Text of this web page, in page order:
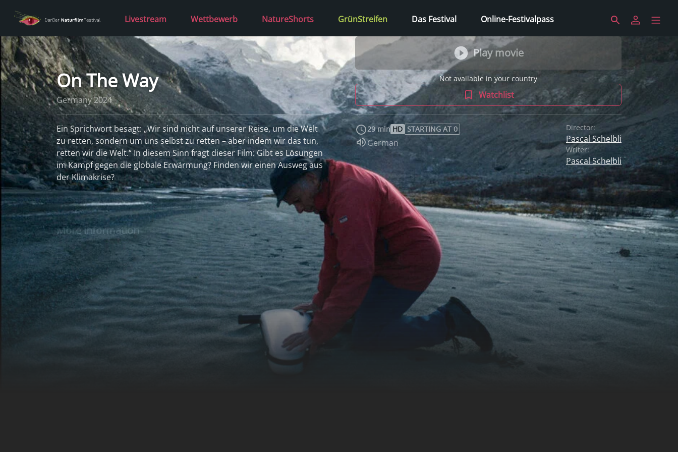
Livestream Wettbewerb NatureShorts GrünStreifen Das Festival Online-Festivalpass
On The Way
Germany 2024
Play movie
Not available in your country
Watchlist
Ein Sprichwort besagt: „Wir sind nicht auf unserer Reise, um die Welt
zu retten, sondern um uns selbst zu retten – aber indem wir das tun,
retten wir die Welt.“ In diesem Sinn fragt dieser Film: Gibt es Lösungen
im Kampf gegen die globale Erwärmung? Finden wir einen Ausweg aus
der Klimakrise?
read more
29 min HD STARTING AT 0
Audio language:
German
Director:
Pascal Schelbli
Writer:
Pascal Schelbli
More information